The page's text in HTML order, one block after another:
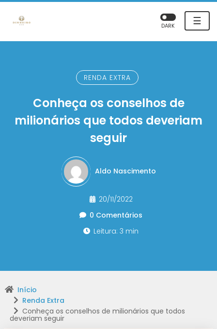
☰
DARK
RENDA EXTRA
Conheça os conselhos de
milionários que todos deveriam
seguir
Aldo Nascimento
20/11/2022
0 Comentários
Leitura: 3 min
Início
Renda Extra
Conheça os conselhos de milionários que todos
deveriam seguir